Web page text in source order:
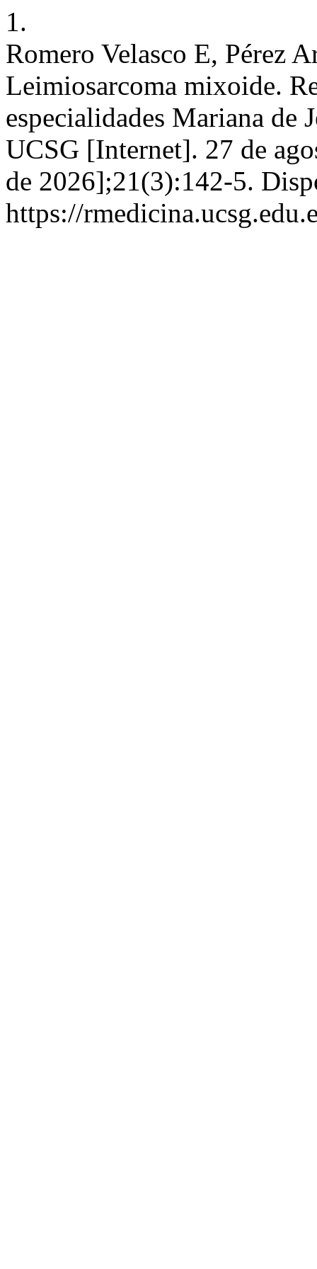
1.
Romero Velasco E, Pérez
Leimiosarcoma mixoide.
especialidades Mariana de
UCSG [Internet]. 27 de
de 2026];21(3):142-5.
https://